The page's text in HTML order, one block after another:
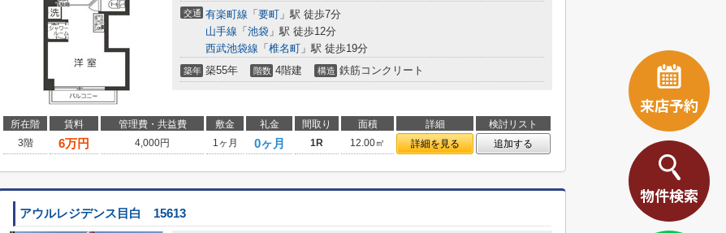
交通 有楽町線 「 要町 」駅 徒歩7分
山手線 「 池袋 」駅 徒歩12分
西武池袋線 「 椎名町 」駅 徒歩19分
築年 築55年 階数 4階建 構造 鉄筋コンクリート
所在階 賃料 管理費・共益費 敷金 礼金 間取り 面積 詳細
検討リスト
3階
6万円 4,000円 1ヶ月 0ヶ月 1R 12.00㎡ 詳細を見る 追加する
アウルレジデンス目白 15613
来店予約
物件検索